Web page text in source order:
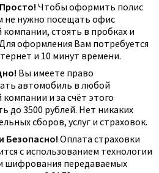
Чтобы оформить полис
не нужно посещать офис
компании, стоять в пробках и
оформления Вам потребуется
и 10 минут времени.
Вы имеете право
автомобиль в любой
и за счёт этого
до 3500 рублей. Нет никаких
сборов, услуг и страховок.
Безопасно!Оплата страховки
с использованием технологии
шифрования передаваемых